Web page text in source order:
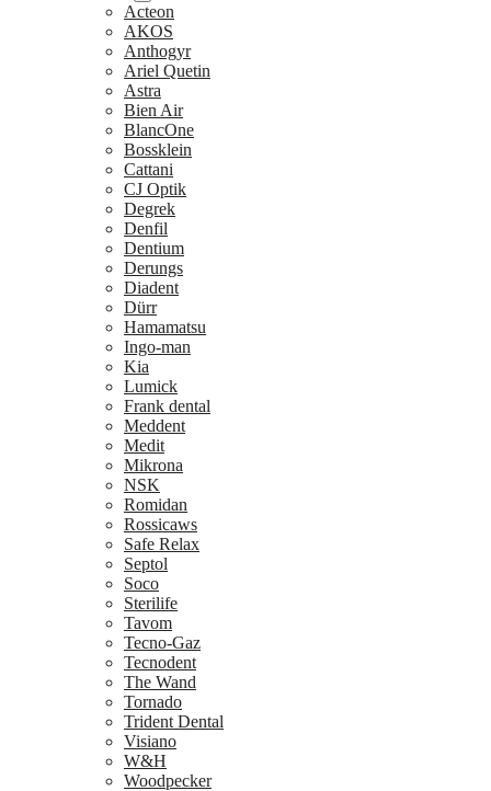
Acteon
AKOS
Anthogyr
Ariel Quetin
Astra
Bien Air
BlancOne
Bossklein
Cattani
CJ Optik
Degrek
Denfil
Dentium
Derungs
Diadent
Dürr
Hamamatsu
Ingo-man
Kia
Lumick
Frank dental
Meddent
Medit
Mikrona
NSK
Romidan
Rossicaws
Safe Relax
Septol
Soco
Sterilife
Tavom
Tecno-Gaz
Tecnodent
The Wand
Tornado
Trident Dental
Visiano
W&H
Woodpecker